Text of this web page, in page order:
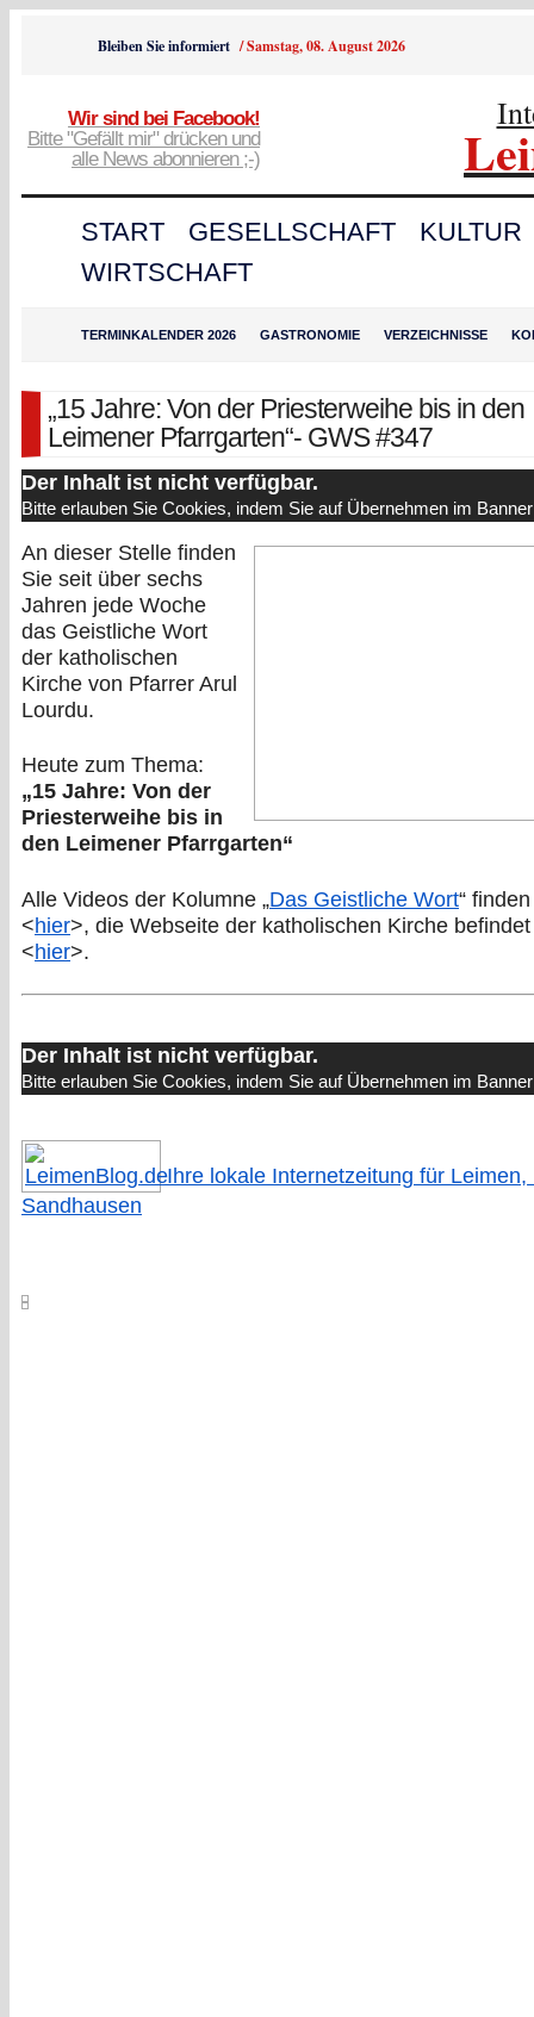
Bleiben Sie informiert /Samstag, 08. August 2026
Wir sind bei Facebook!
Bitte "Gefällt mir" drücken und
alle News abonnieren ;-)
START GESELLSCHAFT
KULTUR
WIRTSCHAFT
TERMINKALENDER 2026 GASTRONOMIE VERZEICHNISSE
„15 Jahre: Von der Priesterweihe bis in den
Leimener Pfarrgarten“- GWS #347
Der Inhalt ist nicht verfügbar.
Bitte erlauben Sie Cookies, indem Sie auf Übernehmen im
An dieser Stelle finden
Sie seit über sechs
Jahren jede Woche
das Geistliche Wort
der katholischen
Kirche von Pfarrer Arul
Lourdu.
Heute zum Thema:
„15 Jahre: Von der
Priesterweihe bis in
den Leimener Pfarrgarten“
Alle Videos der Kolumne „Das Geistliche Wort“
<hier>, die Webseite der katholischen Kirche
<hier>.
Der Inhalt ist nicht verfügbar.
Bitte erlauben Sie Cookies, indem Sie auf Übernehmen im
Ihre lokale Internetzeitung für Leimen,
Sandhausen